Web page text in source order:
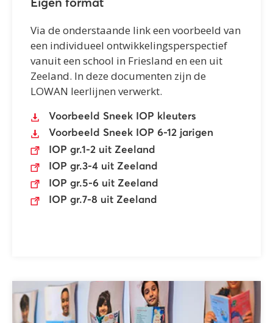
Eigen format
Via de onderstaande link een voorbeeld van
een individueel ontwikkelingsperspectief
vanuit een school in Friesland en een uit
Zeeland. In deze documenten zijn de
LOWAN leerlijnen verwerkt.
Voorbeeld Sneek IOP kleuters
Voorbeeld Sneek IOP 6-12 jarigen
IOP gr.1-2 uit Zeeland
IOP gr.3-4 uit Zeeland
IOP gr.5-6 uit Zeeland
IOP gr.7-8 uit Zeeland